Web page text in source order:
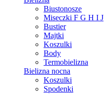
Biustonosze
Miseczki F G H I J
Bustier
Majtki
Koszulki
Body
Termobielizna
Bielizna nocna
Koszulki
Spodenki